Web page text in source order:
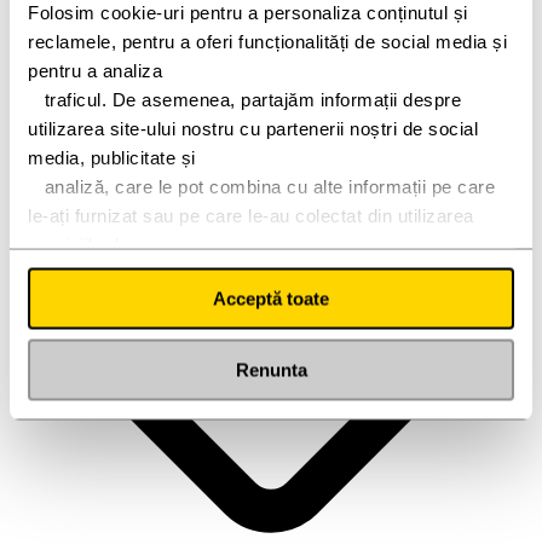
Folosim cookie-uri pentru a personaliza conținutul și
reclamele, pentru a oferi funcționalități de social media și
pentru a analiza
utilizarea site-ului nostru cu partenerii noștri de social
media, publicitate și
le-ați furnizat sau pe care le-au colectat din utilizarea
serviciilor lor.
Acceptă toate
Renunta
Oradea (Punct service)